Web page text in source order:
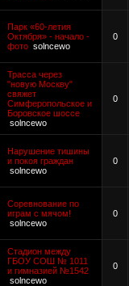
Парк «60-летия
Октября» - начало -
фото solncewo
0
Трасса через
"новую Москву"
свяжет
Симферопольское и
Боровское шоссе
solncewo
0
Нарушение тишины
и покоя граждан
solncewo
0
Соревнование по
играм с мячом!
solncewo
0
Стадион между
ГБОУ СОШ № 1011
и гимназией №1542
solncewo
0